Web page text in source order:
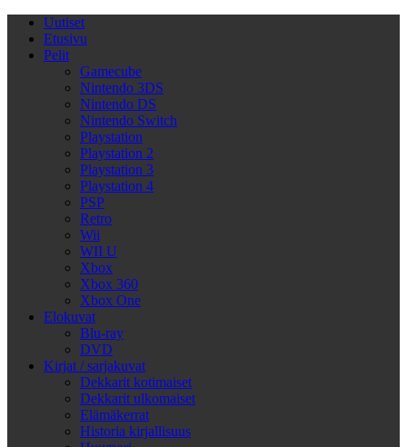
Uutiset
Etusivu
Pelit
Gamecube
Nintendo 3DS
Nintendo DS
Nintendo Switch
Playstation
Playstation 2
Playstation 3
Playstation 4
PSP
Retro
Wii
WII U
Xbox
Xbox 360
Xbox One
Elokuvat
Blu-ray
DVD
Kirjat / sarjakuvat
Dekkarit kotimaiset
Dekkarit ulkomaiset
Elämäkerrat
Historia kirjallisuus